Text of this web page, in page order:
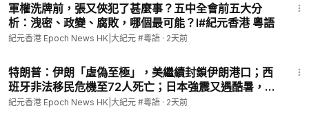
#香港新聞 #大紀元 #香港大紀元 #大紀元新聞
軍權洗牌前，張又俠犯了甚麼事？五中全會前五大分
析：洩密、政變、腐敗，哪個最可能？l#紀元香港 粵語
紀元香港 Epoch News HK|大紀元 #粵語 · 2天前
特朗普：伊朗「虛偽至極」，美繼續封鎖伊朗港口；西
班牙非法移民危機至72人死亡；日本強震又遇酷暑，高
市早苗視察災區；中共監視外國人，監控系統被發現l#
紀元香港 Epoch News HK|大紀元 #粵語 · 2天前